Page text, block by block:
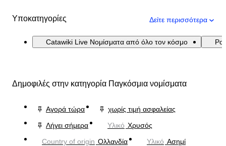
Υποκατηγορίες Δείτε περισσότερα
Catawiki Live Νομίσματα από όλο τον κόσμο
Δημοφιλές στην κατηγορία Παγκόσμια νομίσματα
Αγορά τώρα
χωρίς τιμή ασφαλείας
Λήγει σήμερα
Υλικό Χρυσός
Country of origin Ολλανδία Υλικό Ασημί